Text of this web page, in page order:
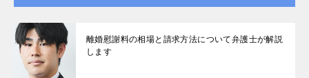
離婚慰謝料の相場と請求方法について弁護士が解説
します